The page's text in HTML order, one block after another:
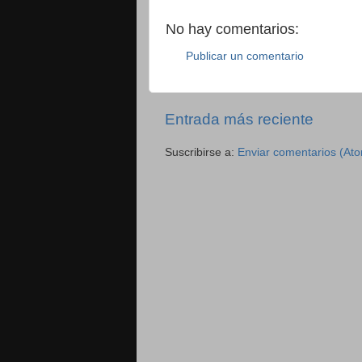
No hay comentarios:
Publicar un comentario
Entrada más reciente
Suscribirse a: Enviar comentarios